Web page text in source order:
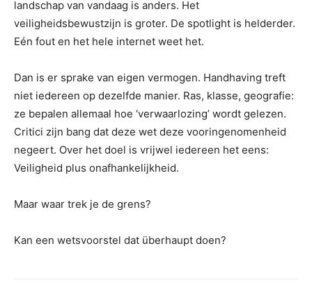
landschap van vandaag is anders. Het
veiligheidsbewustzijn is groter. De spotlight is helderder.
Eén fout en het hele internet weet het.
Dan is er sprake van eigen vermogen. Handhaving treft
niet iedereen op dezelfde manier. Ras, klasse, geografie:
ze bepalen allemaal hoe ‘verwaarlozing’ wordt gelezen.
Critici zijn bang dat deze wet deze vooringenomenheid
negeert. Over het doel is vrijwel iedereen het eens:
Veiligheid plus onafhankelijkheid.
Maar waar trek je de grens?
Kan een wetsvoorstel dat überhaupt doen?